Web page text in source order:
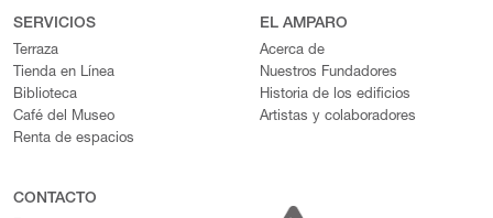
SERVICIOS
Terraza
Tienda en Línea
Biblioteca
Café del Museo
Renta de espacios
EL AMPARO
Acerca de
Nuestros Fundadores
Historia de los edificios
Artistas y colaboradores
CONTACTO